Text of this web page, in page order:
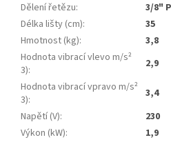
Dělení řetězu:
3/8" P
Délka lišty (cm):
35
Hmotnost (kg):
3,8
Hodnota vibrací vlevo m/s²
3):
2,9
Hodnota vibrací vpravo m/s²
3):
3,4
Napětí (V):
230
Výkon (kW):
1,9